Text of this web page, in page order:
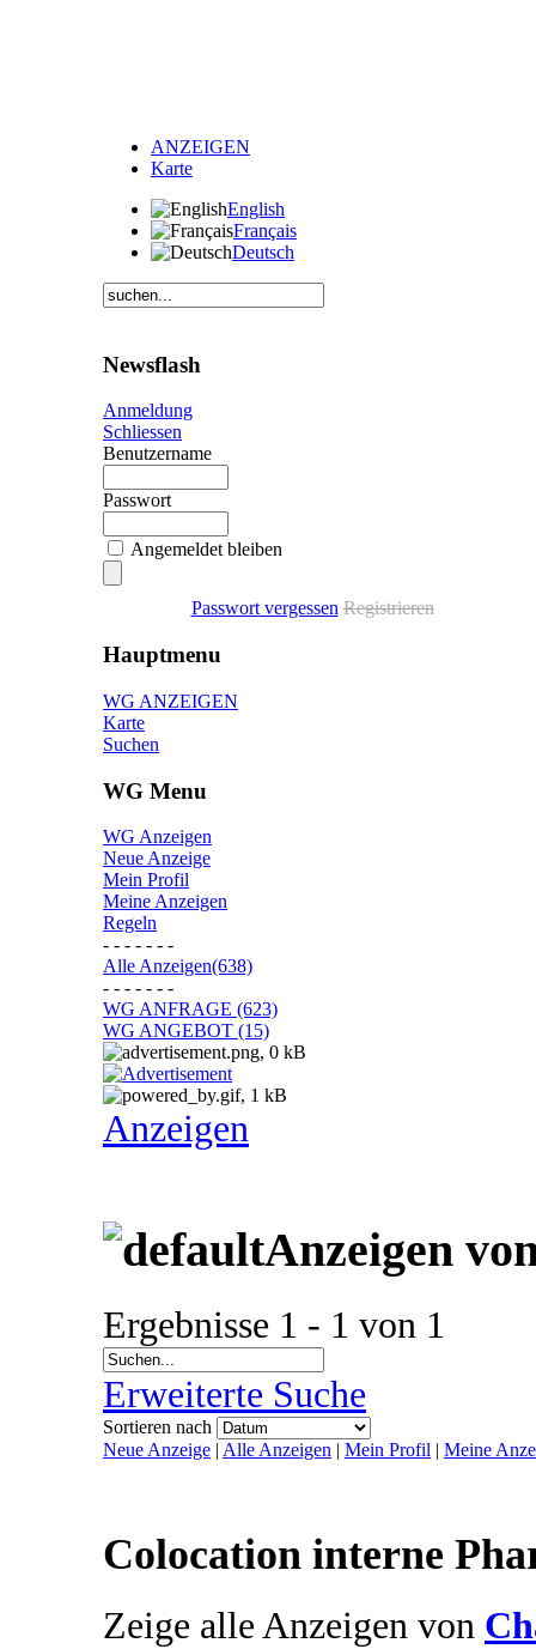
ANZEIGEN
Karte
English
Français
Deutsch
Newsflash
Anmeldung
Schliessen
Benutzername
Passwort
Angemeldet bleiben
Passwort vergessen Registrieren
Hauptmenu
WG ANZEIGEN
Karte
Suchen
WG Menu
WG Anzeigen
Neue Anzeige
Mein Profil
Meine Anzeigen
Regeln
- - - - - - -
Alle Anzeigen(638)
- - - - - - -
WG ANFRAGE (623)
WG ANGEBOT (15)
Anzeigen
Anzeigen
Ergebnisse 1 - 1 von 1
Erweiterte Suche
Sortieren nach
Neue Anzeige | Alle Anzeigen | Mein Profil | Meine
Colocation interne
Zeige alle Anzeigen von